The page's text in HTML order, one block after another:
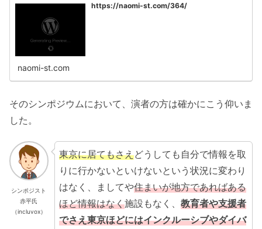
https://naomi-st.com/364/
naomi-st.com
そのシンポジウムにおいて、演者の方は確かにこう仰いま
した。
シンポジスト
赤平氏
（incluvox）
東京に居てもさえどうしても自分で情報を取
りに行かないといけないという状況に変わり
はなく、ましてや住まいが地方であればある
ほど情報はなく施設もなく、 教育者や支援者
でさえ東京ほどにはインクルーシブやダイバ